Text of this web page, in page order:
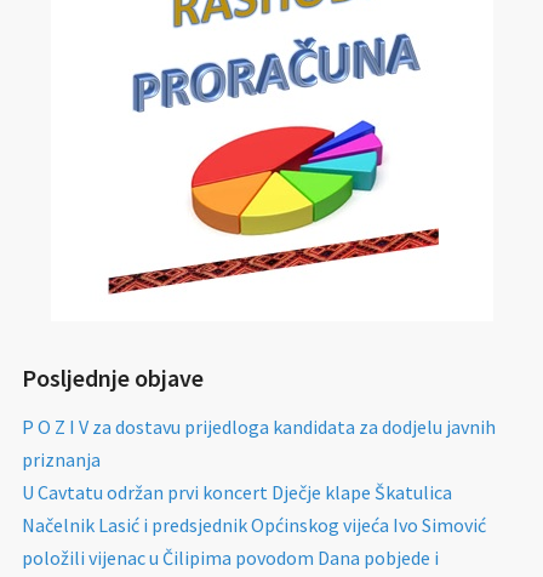
Posljednje objave
P O Z I V za dostavu prijedloga kandidata za dodjelu javnih
priznanja
U Cavtatu održan prvi koncert Dječje klape Škatulica
Načelnik Lasić i predsjednik Općinskog vijeća Ivo Simović
položili vijenac u Čilipima povodom Dana pobjede i